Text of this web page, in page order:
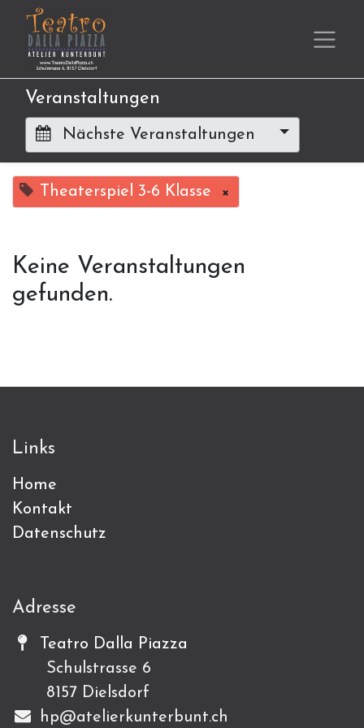
Veranstaltungen
Nächste Veranstaltungen
Theaterspiel 3-6 Klasse ×
Keine Veranstaltungen
gefunden.
Links
Home
Kontakt
Datenschutz
Adresse
Teatro Dalla Piazza
Schulstrasse 6
8157 Dielsdorf
hp@atelierkunterbunt.ch